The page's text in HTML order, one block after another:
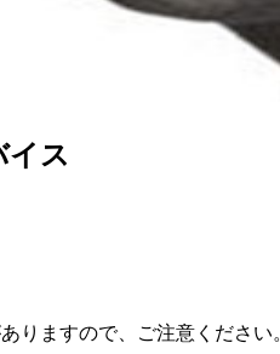
ス
りますので、ご注意ください。